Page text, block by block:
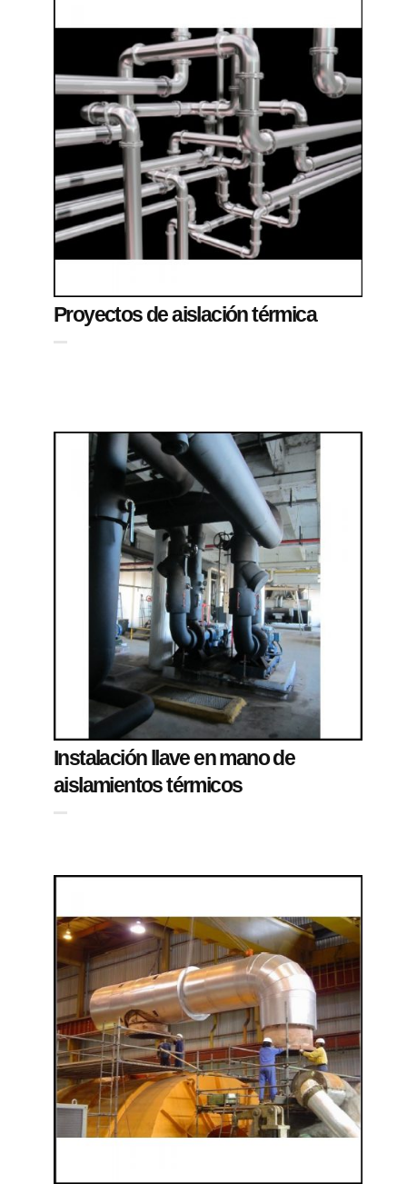
Proyectos de aislación térmica
Instalación llave en mano de
aislamientos térmicos